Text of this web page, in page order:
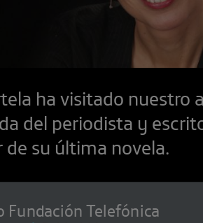
ha visitado nuestro
del periodista y
de su última novela.
Fundación Telefónica